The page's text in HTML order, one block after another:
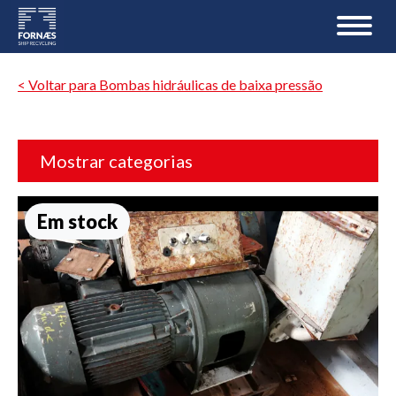
< Voltar para Bombas hidráulicas de baixa pressão
Mostrar categorias
Em stock